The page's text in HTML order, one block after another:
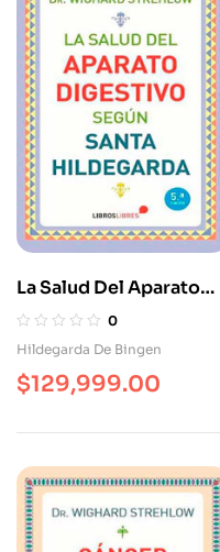
La Salud Del Aparato
Digestivo Según Santa
Hildegarda
0
Hildegarda De Bingen
$129,999.00